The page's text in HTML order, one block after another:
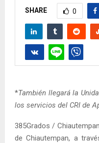
SHARE 0
*También llegará la
los servicios del CRI de
385Grados /
de Chiautempan, a